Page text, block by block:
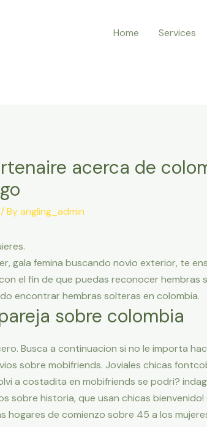
Home Services
acerca de
Byangling_admin
gala femina buscando novio exterior, te
el fin de que puedas reconocer
encontrar hembras solteras en colombia.
sobre colombia
Busca a continuacion si no le importa
sobre mobifriends. Joviales chicas
a costadita en mobifriends se podri?
sobre historia, que usan chicas
de comienzo sobre 45 a los